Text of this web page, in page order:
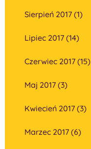
Sierpień 2017 (1)
Lipiec 2017 (14)
Czerwiec 2017 (15)
Maj 2017 (3)
Kwiecień 2017 (3)
Marzec 2017 (6)